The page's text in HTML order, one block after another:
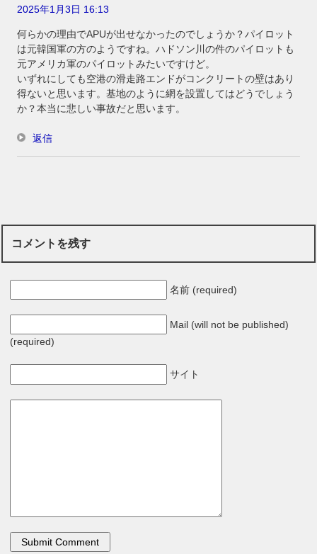
2025年1月3日 16:13
何らかの理由でAPUが出せなかったのでしょうか？パイロット
は元韓国軍の方のようですね。ハドソン川の件のパイロットも
元アメリカ軍のパイロットみたいですけど。
いずれにしても空港の滑走路エンドがコンクリートの壁はあり
得ないと思います。基地のように網を設置してはどうでしょう
か？本当に悲しい事故だと思います。
返信
コメントを残す
名前 (required)
Mail (will not be published)
(required)
サイト